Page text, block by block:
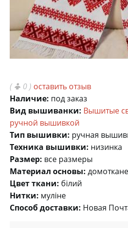
(
0 ) оставить отзыв
Наличие: под заказ
Вид вышиванки: Вышитые
ручной вышивкой
Тип вышивки: ручная
Техника вышивки: низинка
Размер: все размеры
Материал основы:
Цвет ткани: білий
Нитки: муліне
Способ доставки: Новая